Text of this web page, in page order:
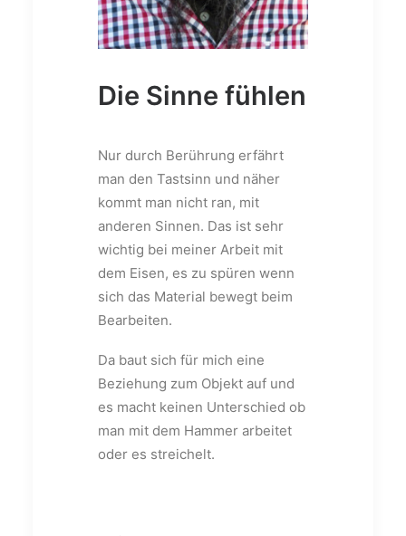
Die Sinne fühlen
Nur durch Berührung erfährt
man den Tastsinn und näher
kommt man nicht ran, mit
anderen Sinnen. Das ist sehr
wichtig bei meiner Arbeit mit
dem Eisen, es zu spüren wenn
sich das Material bewegt beim
Bearbeiten.
Da baut sich für mich eine
Beziehung zum Objekt auf und
es macht keinen Unterschied ob
man mit dem Hammer arbeitet
oder es streichelt.